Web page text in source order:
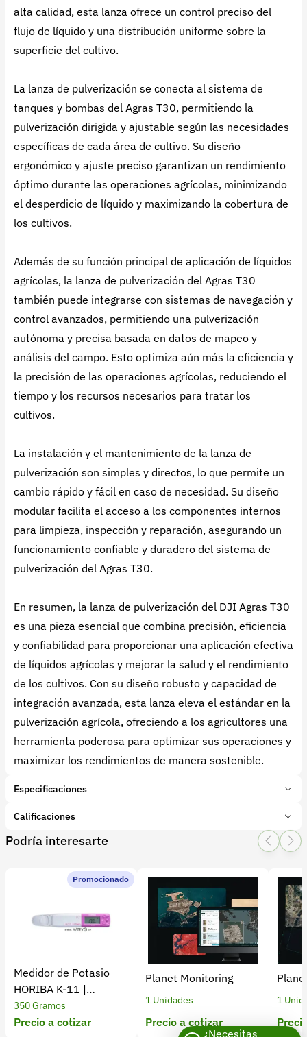
alta calidad, esta lanza ofrece un control preciso del
flujo de líquido y una distribución uniforme sobre la
superficie del cultivo.
La lanza de pulverización se conecta al sistema de
tanques y bombas del Agras T30, permitiendo la
pulverización dirigida y ajustable según las necesidades
específicas de cada área de cultivo. Su diseño
ergonómico y ajuste preciso garantizan un rendimiento
óptimo durante las operaciones agrícolas, minimizando
el desperdicio de líquido y maximizando la cobertura de
los cultivos.
Además de su función principal de aplicación de líquidos
agrícolas, la lanza de pulverización del Agras T30
también puede integrarse con sistemas de navegación y
control avanzados, permitiendo una pulverización
autónoma y precisa basada en datos de mapeo y
análisis del campo. Esto optimiza aún más la eficiencia y
la precisión de las operaciones agrícolas, reduciendo el
tiempo y los recursos necesarios para tratar los
cultivos.
La instalación y el mantenimiento de la lanza de
pulverización son simples y directos, lo que permite un
cambio rápido y fácil en caso de necesidad. Su diseño
modular facilita el acceso a los componentes internos
para limpieza, inspección y reparación, asegurando un
funcionamiento confiable y duradero del sistema de
pulverización del Agras T30.
En resumen, la lanza de pulverización del DJI Agras T30
es una pieza esencial que combina precisión, eficiencia
y confiabilidad para proporcionar una aplicación efectiva
de líquidos agrícolas y mejorar la salud y el rendimiento
de los cultivos. Con su diseño robusto y capacidad de
integración avanzada, esta lanza eleva el estándar en la
pulverización agrícola, ofreciendo a los agricultores una
herramienta poderosa para optimizar sus operaciones y
maximizar los rendimientos de manera sostenible.
Especificaciones
Marca:
DJI
Tipo de producto:Insumo
Subcategoría:Drones
Calificaciones
1 Star
2 Star
3 Star4 Star
0 calificaciones
0 %
4 Estrellas
3 Estrellas
2 Estrellas
1 Estrellas
Podría interesarte
Promocionado
Medidor de Potasio
HORIBA K-11 |
Monitoreo Exacto
350 Gramos
Precio a cotizar
Planet Monitoring
1 Unidades
Precio a cotizar
1
¿Necesitas